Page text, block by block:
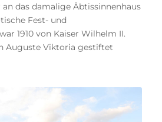
das damalige Äbtissinnenhaus
Fest- und
1910 von Kaiser Wilhelm II.
Auguste Viktoria gestiftet